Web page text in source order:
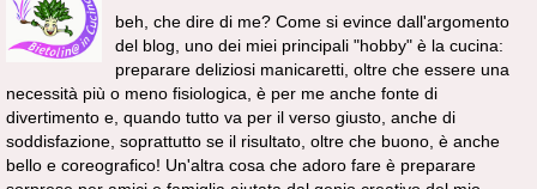
beh, che dire di me? Come si evince dall'argomento
del blog, uno dei miei principali "hobby" è la cucina:
preparare deliziosi manicaretti, oltre che essere una
necessità più o meno fisiologica, è per me anche fonte di
divertimento e, quando tutto va per il verso giusto, anche di
soddisfazione, soprattutto se il risultato, oltre che buono, è anche
bello e coreografico! Un'altra cosa che adoro fare è preparare